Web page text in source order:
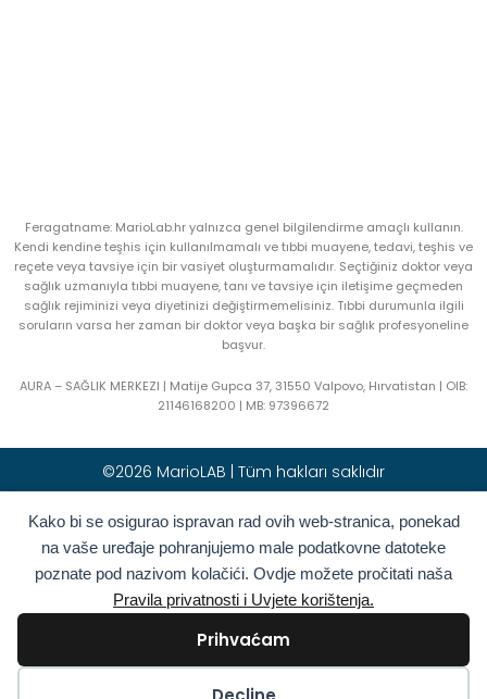
Kako bi se osigurao ispravan rad ovih web-stranica, ponekad
na vaše uređaje pohranjujemo male podatkovne datoteke
poznate pod nazivom kolačići. Ovdje možete pročitati naša
Pravila privatnosti i Uvjete korištenja.
Prihvaćam
Feragatname: MarioLab.hr yalnızca genel bilgilendirme amaçlı kullanın.
Kendi kendine teşhis için kullanılmamalı ve tıbbi muayene, tedavi, teşhis ve
reçete veya tavsiye için bir vasiyet oluşturmamalıdır. Seçtiğiniz doktor veya
sağlık uzmanıyla tıbbi muayene, tanı ve tavsiye için iletişime geçmeden
sağlık rejiminizi veya diyetinizi değiştirmemelisiniz. Tıbbi durumunla ilgili
soruların varsa her zaman bir doktor veya başka bir sağlık profesyoneline
başvur.
AURA – SAĞLIK MERKEZI | Matije Gupca 37, 31550 Valpovo, Hırvatistan | OIB:
21146168200 | MB: 97396672
©2026 MarioLAB | Tüm hakları saklıdır
Hrvatski(Hırvatça) English(İngilizce)
Deutsch( Almanca) Polski(Polonyaca)
Română(Rumence) Italiano( İtalyanca)
Български(Bulgarca) Français(Fransızca)
Yunanca) Slovenčina